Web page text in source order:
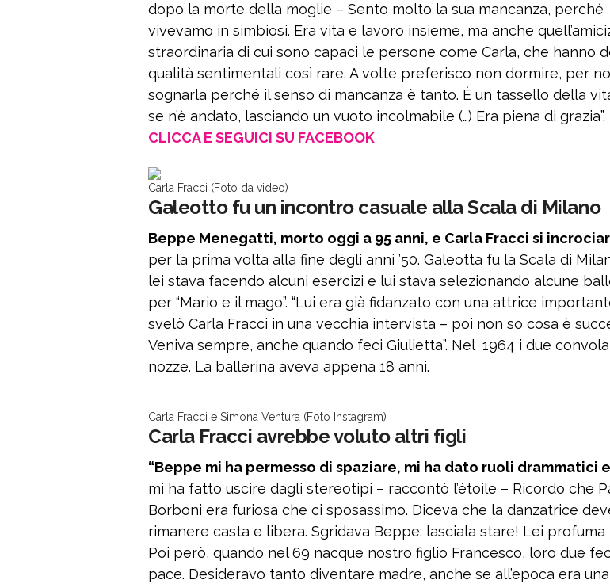
dopo la morte della moglie – Sento molto la sua mancanza, perché
vivevamo in simbiosi. Era vita e lavoro insieme, ma anche
straordinaria di cui sono capaci le persone come Carla, che hanno
qualità sentimentali così rare. A volte preferisco non dormire, per
sognarla perché il senso di mancanza è tanto. È un tassello della
se n’è andato, lasciando un vuoto incolmabile (…) Era piena di grazia”.
CLICCA E SEGUICI SU FACEBOOK
Carla Fracci (Foto da video)
Galeotto fu un incontro casuale alla Scala di Milano
Beppe Menegatti, morto oggi a 95 anni, e Carla Fracci si
per la prima volta alla fine degli anni ’50. Galeotta fu la Scala di
lei stava facendo alcuni esercizi e lui stava selezionando alcune
per “Mario e il mago”. “Lui era già fidanzato con una attrice
svelò Carla Fracci in una vecchia intervista – poi non so cosa è
Veniva sempre, anche quando feci Giulietta”. Nel 1964 i due
nozze. La ballerina aveva appena 18 anni.
Carla Fracci e Simona Ventura (Foto Instagram)
Carla Fracci avrebbe voluto altri figli
“Beppe mi ha permesso di spaziare, mi ha dato ruoli drammatici
mi ha fatto uscire dagli stereotipi – raccontò l’étoile – Ricordo che
Borboni era furiosa che ci sposassimo. Diceva che la danzatrice
rimanere casta e libera. Sgridava Beppe: lasciala stare! Lei profuma
Poi però, quando nel 69 nacque nostro figlio Francesco, loro due
pace. Desideravo tanto diventare madre, anche se all’epoca era